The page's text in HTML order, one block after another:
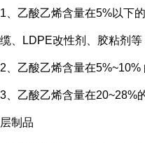
1、乙酸乙烯含量在5%以下
缆、LDPE改性剂、胶粘剂等
2、乙酸乙烯含量在5%~10%
3、乙酸乙烯含量在20~28%
层制品